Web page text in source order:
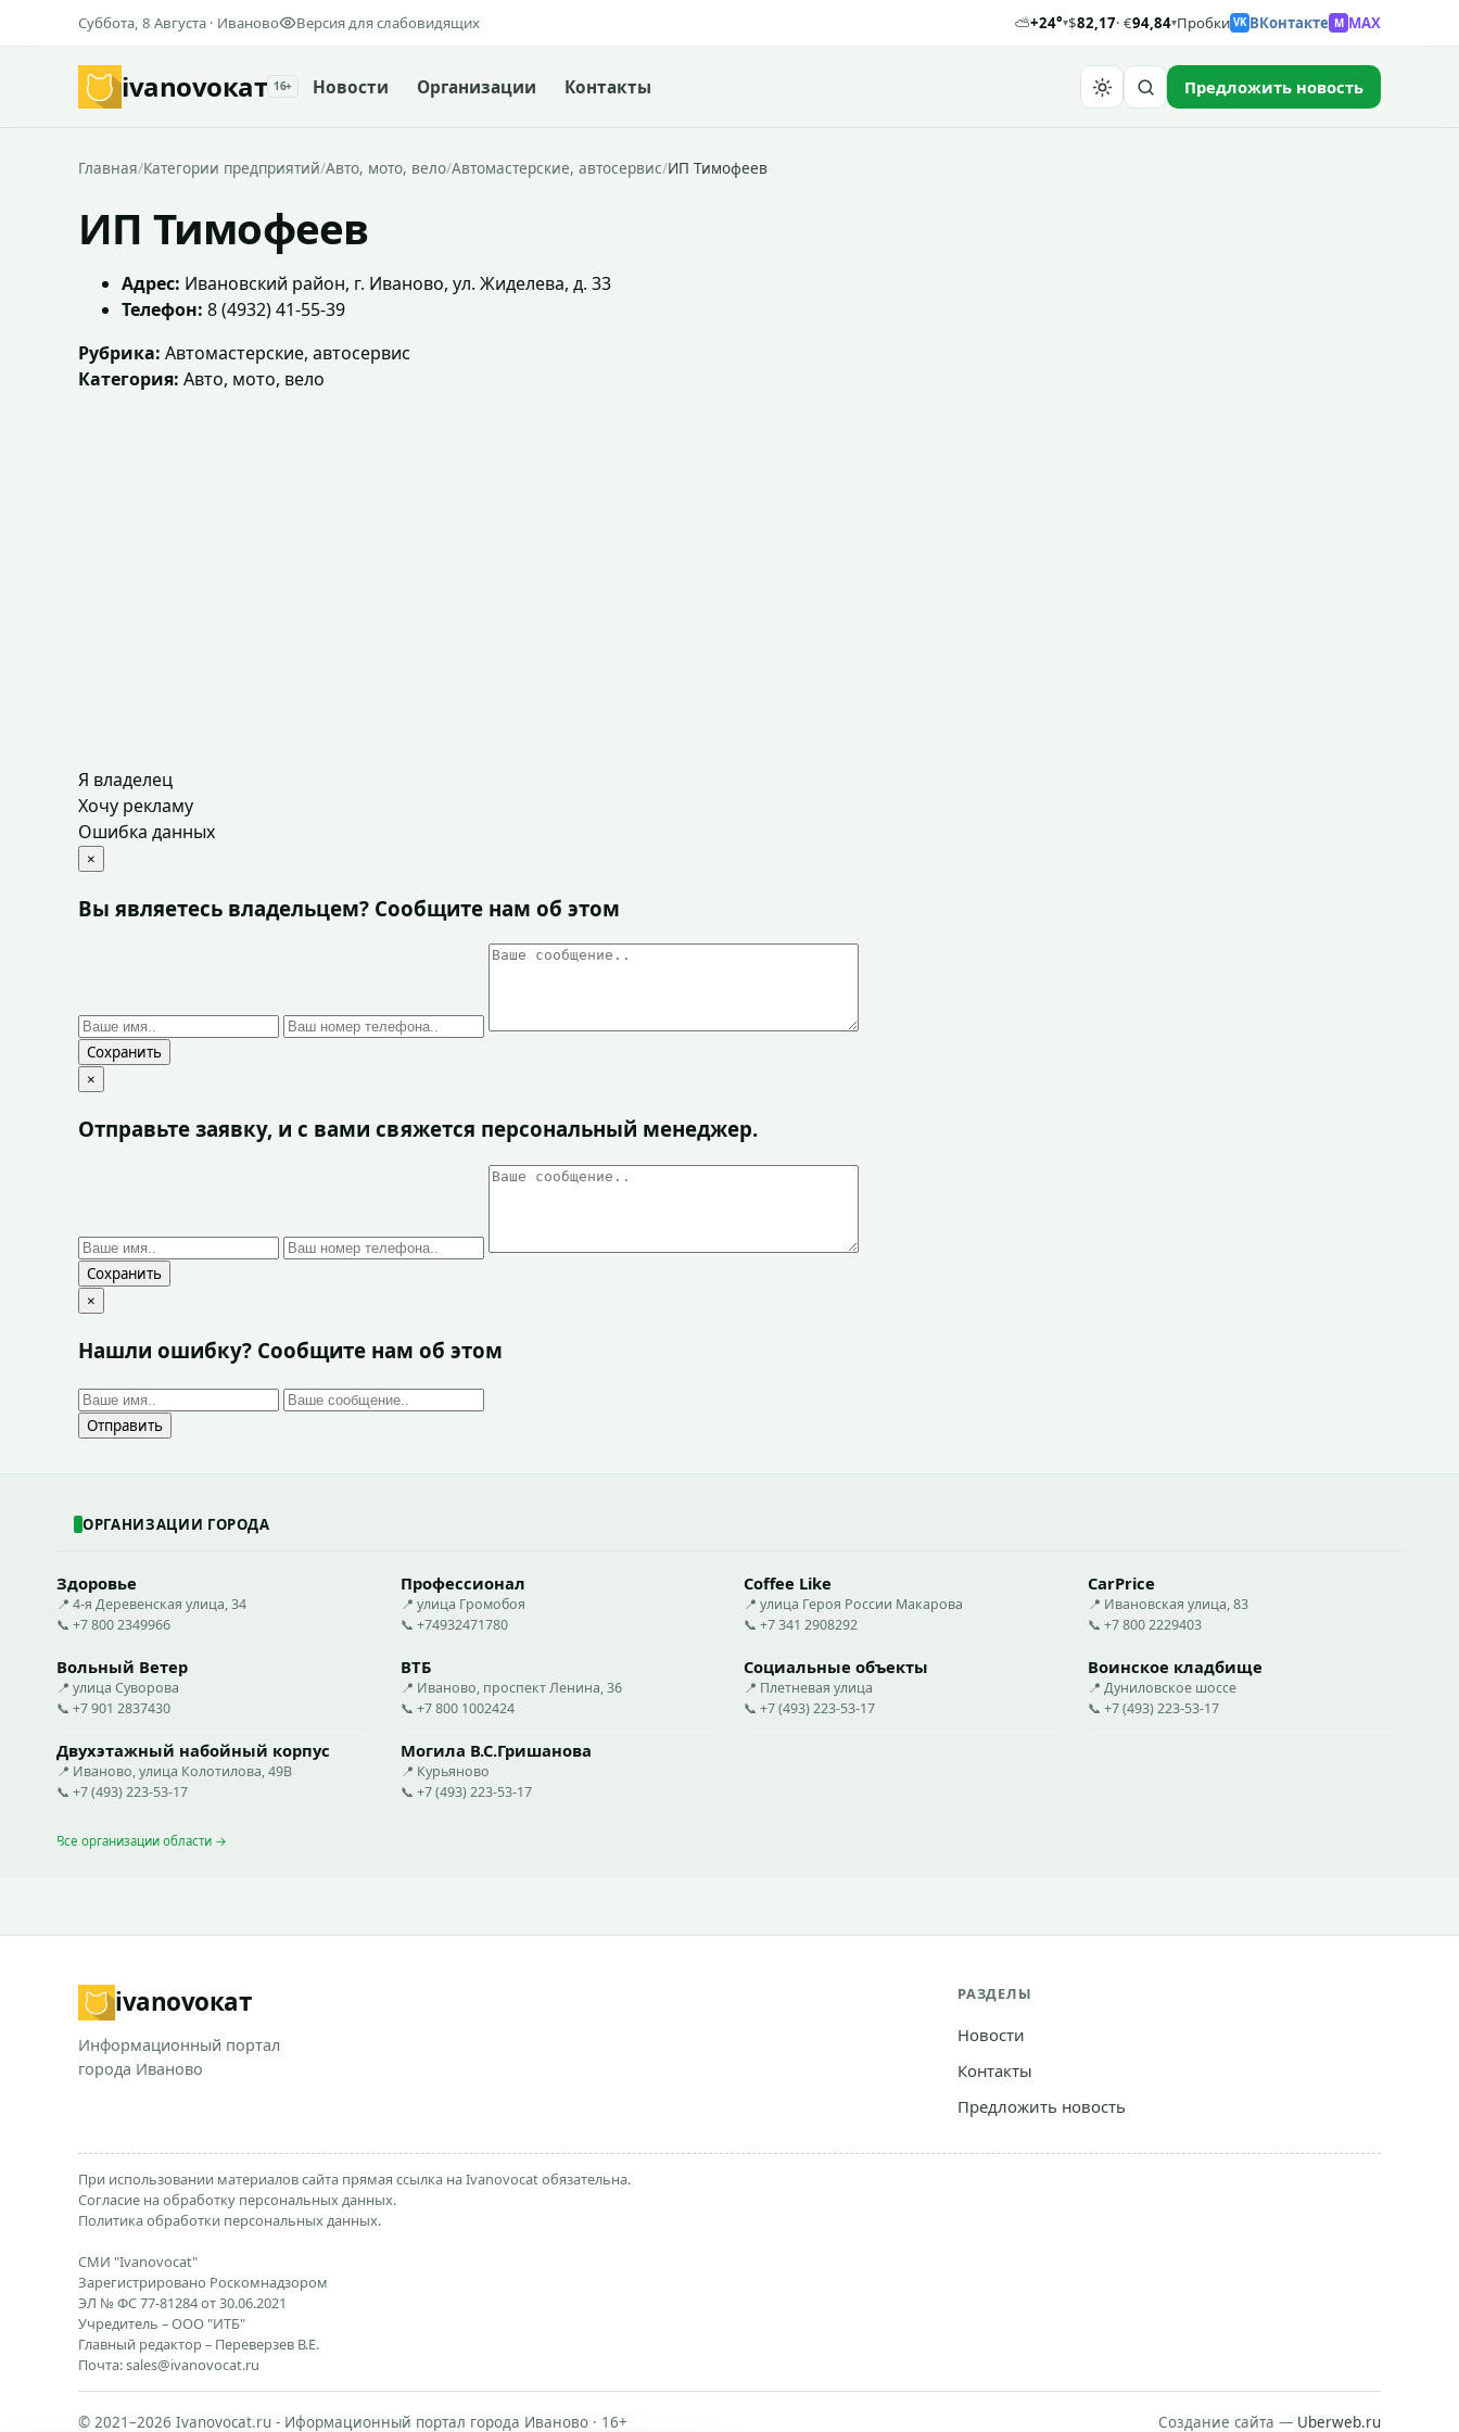
Суббота, 8 Августа · Иваново Версия для слабовидящих ⛅+24°▾$82,17· €94,84▾Пробки VK ВКонтакте M MAX
ivanovoкат 16+ Новости Организации Контакты Предложить новость
Главная/Категории предприятий/Авто, мото, вело/Автомастерские, автосервис/ИП Тимофеев
ИП Тимофеев
Адрес: Ивановский район, г. Иваново, ул. Жиделева, д. 33
Телефон: 8 (4932) 41-55-39
Рубрика: Автомастерские, автосервис
Категория: Авто, мото, вело
Я владелец
Хочу рекламу
Ошибка данных
×
Вы являетесь владельцем? Сообщите нам об этом
Сохранить
×
Отправьте заявку, и с вами свяжется персональный менеджер.
Сохранить
×
Нашли ошибку? Сообщите нам об этом
Отправить
ОРГАНИЗАЦИИ ГОРОДА
Здоровье
📍 4-я Деревенская улица, 34
📞 +7 800 2349966
Профессионал
📍 улица Громобоя
📞 +74932471780
Coffee Like
📍 улица Героя России Макарова
📞 +7 341 2908292
CarPrice
📍 Ивановская улица, 83
📞 +7 800 2229403
Вольный Ветер
📍 улица Суворова
📞 +7 901 2837430
ВТБ
📍 Иваново, проспект Ленина, 36
📞 +7 800 1002424
Социальные объекты
📍 Плетневая улица
📞 +7 (493) 223-53-17
Воинское кладбище
📍 Дуниловское шоссе
📞 +7 (493) 223-53-17
Двухэтажный набойный корпус
📍 Иваново, улица Колотилова, 49В
📞 +7 (493) 223-53-17
Могила В.С.Гришанова
📍 Курьяново
📞 +7 (493) 223-53-17
Все организации области →
ivanovoкат
Информационный портал
города Иваново
РАЗДЕЛЫ
Новости
Контакты
Предложить новость
При использовании материалов сайта прямая ссылка на Ivanovocat обязательна.
Согласие на обработку персональных данных.
Политика обработки персональных данных.
СМИ "Ivanovocat"
Зарегистрировано Роскомнадзором
ЭЛ № ФС 77-81284 от 30.06.2021
Учредитель – ООО "ИТБ"
Главный редактор – Переверзев В.Е.
Почта:sales@ivanovocat.ru
© 2021–2026 Ivanovocat.ru - Иформационный портал города Иваново · 16+ Создание сайта — Uberweb.ru